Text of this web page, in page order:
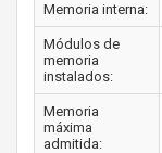
Memoria interna:
Módulos de
memoria
instalados:
Memoria
máxima
admitida: